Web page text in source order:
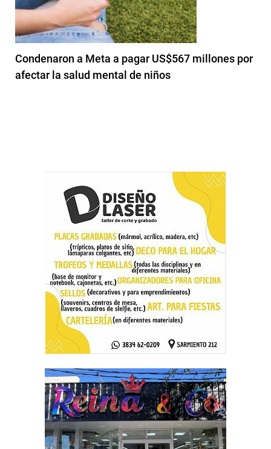
Condenaron a Meta a pagar US$567 millones por
afectar la salud mental de niños